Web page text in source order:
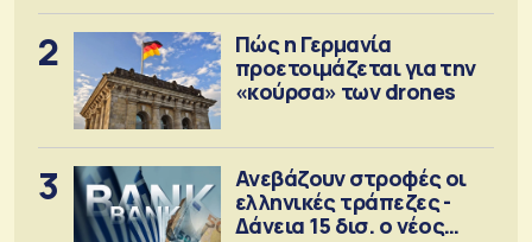
2
Πώς η Γερμανία
προετοιμάζεται για την
«κούρσα» των drones
3
Ανεβάζουν στροφές οι
ελληνικές τράπεζες -
Δάνεια 15 δισ. ο νέος